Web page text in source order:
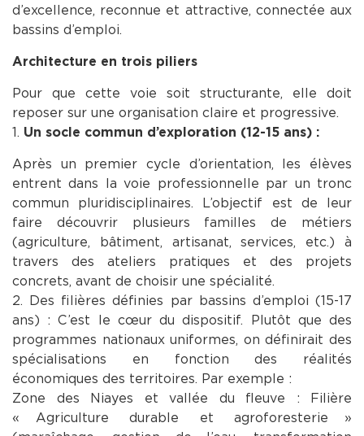
d’excellence, reconnue et attractive, connectée aux
bassins d’emploi.
Architecture en trois piliers
Pour que cette voie soit structurante, elle doit
reposer sur une organisation claire et progressive.
1. Un socle commun d’exploration (12-15 ans) :
Après un premier cycle d’orientation, les élèves
entrent dans la voie professionnelle par un tronc
commun pluridisciplinaires. L’objectif est de leur
faire découvrir plusieurs familles de métiers
(agriculture, bâtiment, artisanat, services, etc.) à
travers des ateliers pratiques et des projets
concrets, avant de choisir une spécialité.
2. Des filières définies par bassins d’emploi (15-17
ans) : C’est le cœur du dispositif. Plutôt que des
programmes nationaux uniformes, on définirait des
spécialisations en fonction des réalités
économiques des territoires. Par exemple :
Zone des Niayes et vallée du fleuve : Filière
« Agriculture durable et agroforesterie »